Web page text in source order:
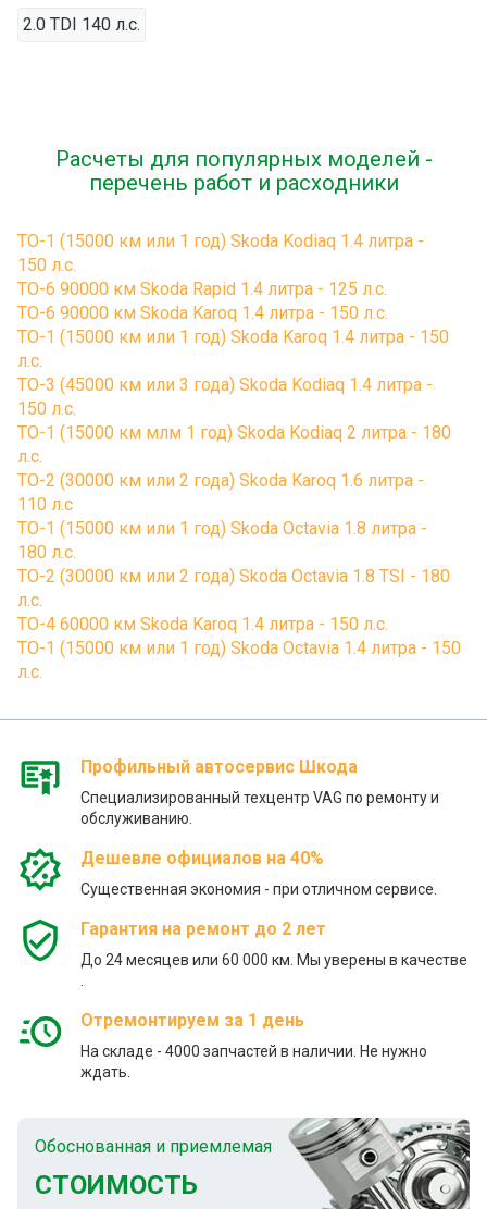
2.0 TDI 140 л.с.
Расчеты для популярных моделей -
перечень работ и расходники
ТО-1 (15000 км или 1 год) Skoda Kodiaq 1.4 литра -
150 л.с.
ТО-6 90000 км Skoda Rapid 1.4 литра - 125 л.с.
ТО-6 90000 км Skoda Karoq 1.4 литра - 150 л.с.
ТО-1 (15000 км или 1 год) Skoda Karoq 1.4 литра - 150
л.с.
ТО-3 (45000 км или 3 года) Skoda Kodiaq 1.4 литра -
150 л.с.
ТО-1 (15000 км млм 1 год) Skoda Kodiaq 2 литра - 180
л.с.
ТО-2 (30000 км или 2 года) Skoda Karoq 1.6 литра -
110 л.с
ТО-1 (15000 км или 1 год) Skoda Octavia 1.8 литра -
180 л.с.
ТО-2 (30000 км или 2 года) Skoda Octavia 1.8 TSI - 180
л.с.
ТО-4 60000 км Skoda Karoq 1.4 литра - 150 л.с.
ТО-1 (15000 км или 1 год) Skoda Octavia 1.4 литра - 150
л.с.
Профильный автосервис Шкода
Специализированный техцентр VAG по ремонту и
обслуживанию.
Дешевле официалов на 40%
Существенная экономия - при отличном сервисе.
Гарантия на ремонт до 2 лет
До 24 месяцев или 60 000 км. Мы уверены в качестве
Отремонтируем за 1 день
На складе - 4000 запчастей в наличии. Не нужно
ждать.
Обоснованная и приемлемая
СТОИМОСТЬ